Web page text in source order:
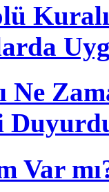
Ne
Var